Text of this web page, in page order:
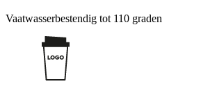
Vaatwasserbestendig tot 110 graden